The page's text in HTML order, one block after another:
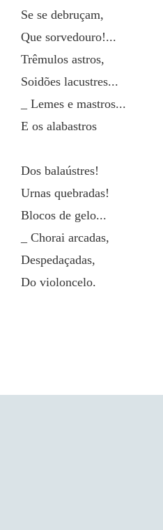
Se se debruçam,
Que sorvedouro!...
Trêmulos astros,
Soidões lacustres...
_ Lemes e mastros...
E os alabastros
Dos balaústres!
Urnas quebradas!
Blocos de gelo...
_ Chorai arcadas,
Despedaçadas,
Do violoncelo.